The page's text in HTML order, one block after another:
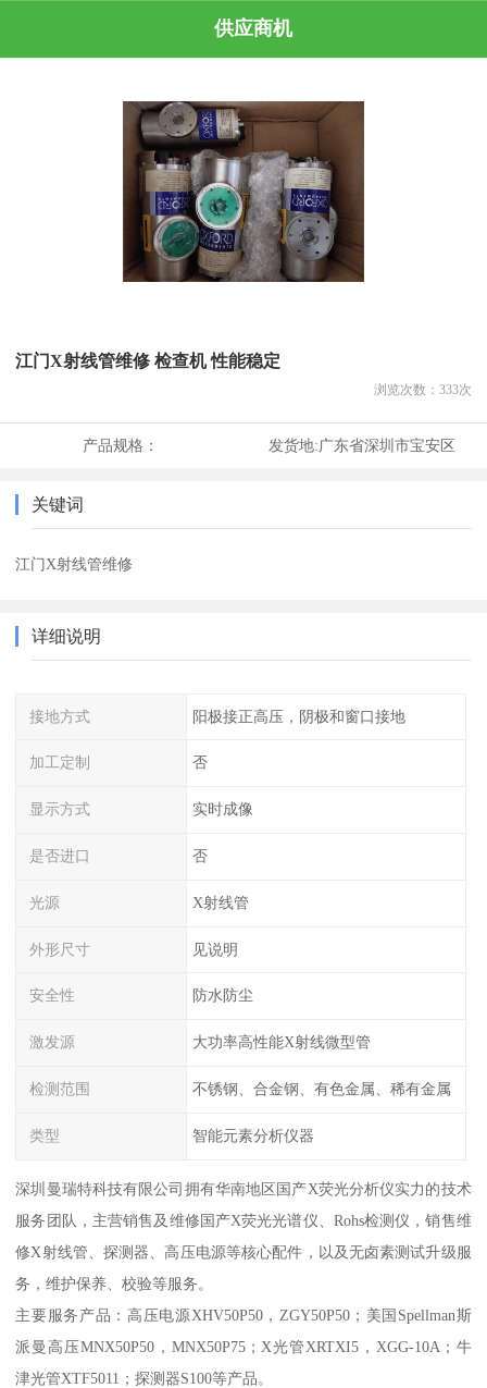
供应商机
江门X射线管维修 检查机 性能稳定
浏览次数： 333次
产品规格： 发货地:广东省深圳市宝安区
关键词
江门X射线管维修
详细说明
接地方式 阳极接正高压，阴极和窗口接地
加工定制 否
显示方式 实时成像
是否进口 否
光源 X射线管
外形尺寸 见说明
安全性 防水防尘
激发源 大功率高性能X射线微型管
检测范围 不锈钢、合金钢、有色金属、稀有金属
类型 智能元素分析仪器
深圳曼瑞特科技有限公司拥有华南地区国产X荧光分析仪实力的技术
服务团队，主营销售及维修国产X荧光光谱仪、Rohs检测仪，销售维
修X射线管、探测器、高压电源等核心配件，以及无卤素测试升级服
务，维护保养、校验等服务。
主要服务产品：高压电源XHV50P50，ZGY50P50；美国Spellman斯
派曼高压MNX50P50，MNX50P75；X光管XRTXI5，XGG-10A；牛
津光管XTF5011；探测器S100等产品。